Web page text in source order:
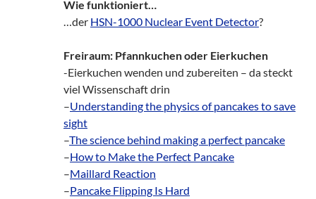
Wie funktioniert…
…der HSN-1000 Nuclear Event Detector?
Freiraum: Pfannkuchen oder Eierkuchen
-Eierkuchen wenden und zubereiten – da steckt
viel Wissenschaft drin
–Understanding the physics of pancakes to save
sight
–The science behind making a perfect pancake
–How to Make the Perfect Pancake
–Maillard Reaction
–Pancake Flipping Is Hard